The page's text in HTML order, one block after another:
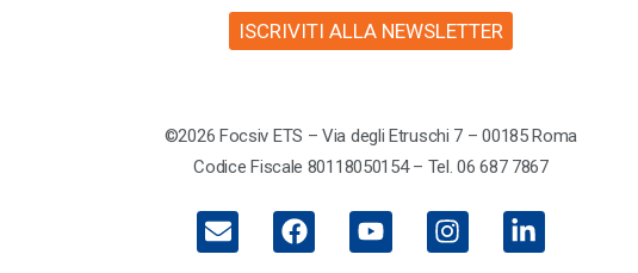
ISCRIVITI ALLA NEWSLETTER
©2026 Focsiv ETS – Via degli Etruschi 7 – 00185 Roma
Codice Fiscale 80118050154 – Tel. 06 687 7867